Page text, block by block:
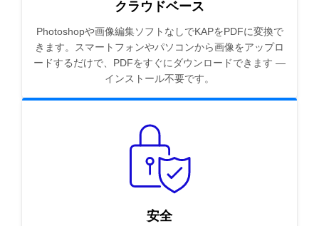
クラウドベース
Photoshopや画像編集ソフトなしでKAPをPDFに変換で
きます。スマートフォンやパソコンから画像をアップロ
ードするだけで、PDFをすぐにダウンロードできます —
インストール不要です。
安全